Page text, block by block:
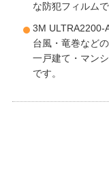
な防犯フィルムで
3M ULTRA2200-
台風・竜巻など
一戸建て・マン
です。